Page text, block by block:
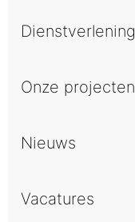
Dienstverlening
Onze projecten
Nieuws
Vacatures